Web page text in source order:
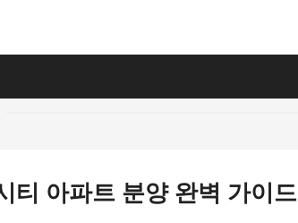
티 아파트 분양 완벽 가이드